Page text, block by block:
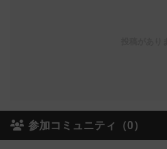
参加コミュニティ（0）